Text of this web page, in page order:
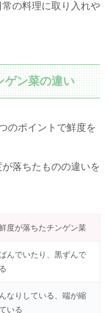
の料理に取り入れや
ゲン菜の違い
のポイントで鮮度を
落ちたものの違いを
度が落ちたチンゲン菜
んでいたり、黒ずんで
なりしている、端が縮
いる